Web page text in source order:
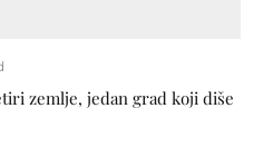
zemlje, jedan grad koji diše